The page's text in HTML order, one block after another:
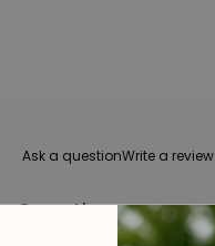
Ask a questionWrite a review
Questions 0